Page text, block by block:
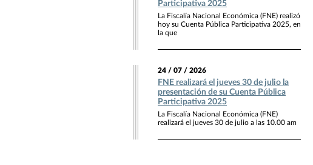
Participativa 2025
La Fiscalía Nacional Económica (FNE) realizó
hoy su Cuenta Pública Participativa 2025, en
la que
24 / 07 / 2026
FNE realizará el jueves 30 de julio la
presentación de su Cuenta Pública
Participativa 2025
La Fiscalía Nacional Económica (FNE)
realizará el jueves 30 de julio a las 10.00 am